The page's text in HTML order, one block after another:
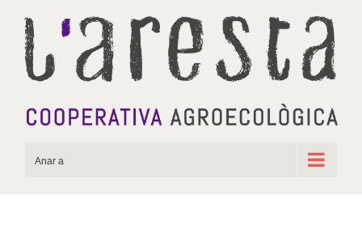
content
Anar a